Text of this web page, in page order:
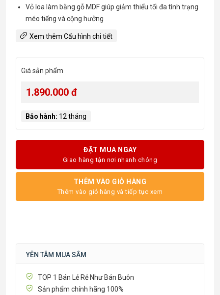
Vỏ loa làm bằng gỗ MDF giúp giảm thiểu tối đa tình trạng
méo tiếng và cộng hưởng
Xem thêm Cấu hình chi tiết
Giá sản phẩm
1.890.000 đ
Bảo hành: 12 tháng
ĐẶT MUA NGAY
Giao hàng tận nơi nhanh chóng
THÊM VÀO GIỎ HÀNG
Thêm vào giỏ hàng và tiếp tục xem
YÊN TÂM MUA SẮM
TOP 1 Bán Lẻ Rẻ Như Bán Buôn
Sản phẩm chính hãng 100%